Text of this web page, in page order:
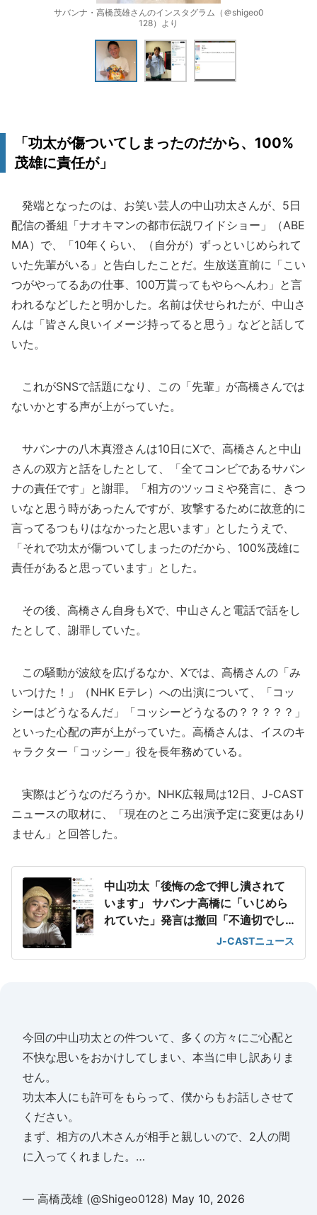
サバンナ・高橋茂雄さんのインスタグラム（＠shigeo0
128）より
「功太が傷ついてしまったのだから、100%
茂雄に責任が」
発端となったのは、お笑い芸人の中山功太さんが、5日
配信の番組「ナオキマンの都市伝説ワイドショー」（ABE
MA）で、「10年くらい、（自分が）ずっといじめられて
いた先輩がいる」と告白したことだ。生放送直前に「こい
つがやってるあの仕事、100万貰ってもやらへんわ」と言
われるなどしたと明かした。名前は伏せられたが、中山さ
んは「皆さん良いイメージ持ってると思う」などと話して
いた。
これがSNSで話題になり、この「先輩」が高橋さんでは
ないかとする声が上がっていた。
サバンナの八木真澄さんは10日にXで、高橋さんと中山
さんの双方と話をしたとして、「全てコンビであるサバン
ナの責任です」と謝罪。「相方のツッコミや発言に、きつ
いなと思う時があったんですが、攻撃するために故意的に
言ってるつもりはなかったと思います」としたうえで、
「それで功太が傷ついてしまったのだから、100%茂雄に
責任があると思っています」とした。
その後、高橋さん自身もXで、中山さんと電話で話をし
たとして、謝罪していた。
この騒動が波紋を広げるなか、Xでは、高橋さんの「み
いつけた！」（NHK Eテレ）への出演について、「コッ
シーはどうなるんだ」「コッシーどうなるの？？？？？」
といった心配の声が上がっていた。高橋さんは、イスのキ
ャラクター「コッシー」役を長年務めている。
実際はどうなのだろうか。NHK広報局は12日、J-CAST
ニュースの取材に、「現在のところ出演予定に変更はあり
ません」と回答した。
中山功太「後悔の念で押し潰されて
います」 サバンナ高橋に「いじめら
れていた」発言は撤回「不適切でし
J-CASTニュース
今回の中山功太との件ついて、多くの方々にご心配と
不快な思いをおかけしてしまい、本当に申し訳ありま
せん。
功太本人にも許可をもらって、僕からもお話しさせて
ください。
まず、相方の八木さんが相手と親しいので、2人の間
に入ってくれました。…
— 高橋茂雄 (@Shigeo0128) May 10, 2026